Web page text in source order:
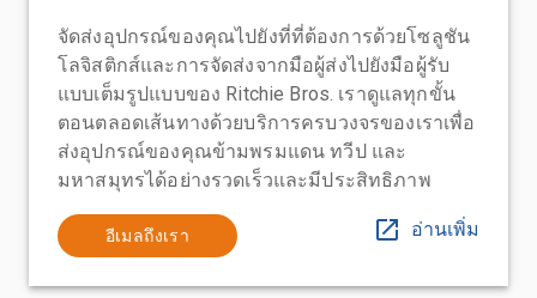
จัดส่งอุปกรณ์ของคุณไปยังที่ที่ต้องการด้วยโซลูชัน
โลจิสติกส์และการจัดส่งจากมือผู้ส่งไปยังมือผู้รับ
แบบเต็มรูปแบบของ Ritchie Bros. เราดูแลทุกขั้น
ตอนตลอดเส้นทางด้วยบริการครบวงจรของเราเพื่อ
ส่งอุปกรณ์ของคุณข้ามพรมแดน ทวีป และ
มหาสมุทรได้อย่างรวดเร็วและมีประสิทธิภาพ
อีเมลถึงเรา อ่านเพิ่ม